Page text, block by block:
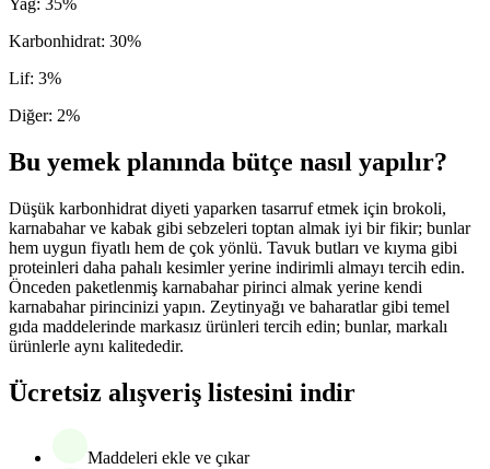
Karbonhidrat: 30%
Lif: 3%
Diğer: 2%
Bu yemek planında bütçe nasıl yapılır?
Düşük karbonhidrat diyeti yaparken tasarruf etmek için brokoli,
karnabahar ve kabak gibi sebzeleri toptan almak iyi bir fikir; bunlar
hem uygun fiyatlı hem de çok yönlü. Tavuk butları ve kıyma gibi
proteinleri daha pahalı kesimler yerine indirimli almayı tercih edin.
Önceden paketlenmiş karnabahar pirinci almak yerine kendi
karnabahar pirincinizi yapın. Zeytinyağı ve baharatlar gibi temel
gıda maddelerinde markasız ürünleri tercih edin; bunlar, markalı
ürünlerle aynı kalitededir.
Ücretsiz alışveriş listesini indir
Maddeleri ekle ve çıkar